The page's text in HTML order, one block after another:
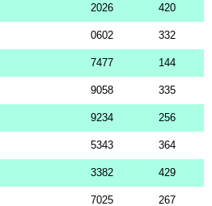
2026 420
0602 332
7477 144
9058 335
9234 256
5343 364
3382 429
7025 267